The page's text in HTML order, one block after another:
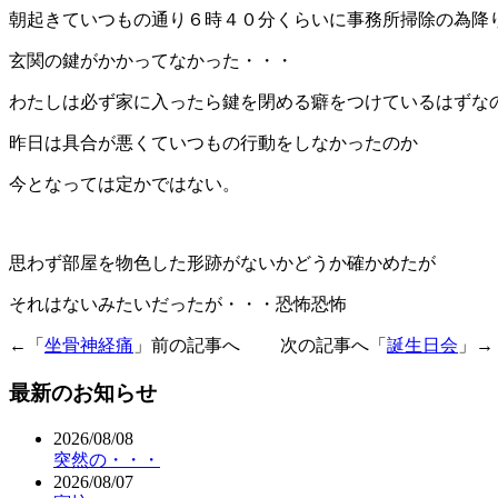
朝起きていつもの通り６時４０分くらいに事務所掃除の為降
玄関の鍵がかかってなかった・・・
わたしは必ず家に入ったら鍵を閉める癖をつけているはずな
昨日は具合が悪くていつもの行動をしなかったのか
今となっては定かではない。
思わず部屋を物色した形跡がないかどうか確かめたが
それはないみたいだったが・・・恐怖恐怖
←「 坐骨神経痛 」前の記事へ 次の記事へ「 誕生日会 」→
最新のお知らせ
2026/08/08
突然の・・・
2026/08/07